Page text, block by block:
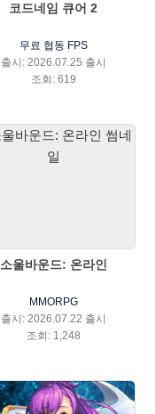
코드네임 큐어 2
무료 협동 FPS
출시: 2026.07.25 출시
조회: 619
소울바운드: 온라인
MMORPG
출시: 2026.07.22 출시
조회: 1,248